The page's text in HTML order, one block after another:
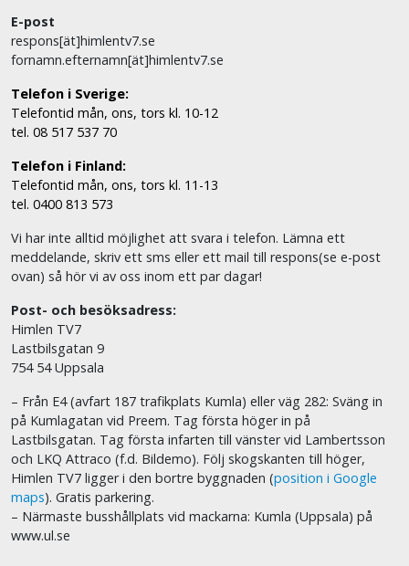
E-post
respons[ät]himlentv7.se
fornamn.efternamn[ät]himlentv7.se
Telefon i Sverige:
Telefontid mån, ons, tors kl. 10-12
tel. 08 517 537 70
Telefon i Finland:
Telefontid mån, ons, tors kl. 11-13
tel. 0400 813 573
Vi har inte alltid möjlighet att svara i telefon. Lämna ett
meddelande, skriv ett sms eller ett mail till respons(se e-post
ovan) så hör vi av oss inom ett par dagar!
Post- och besöksadress:
Himlen TV7
Lastbilsgatan 9
754 54 Uppsala
– Från E4 (avfart 187 trafikplats Kumla) eller väg 282: Sväng in
på Kumlagatan vid Preem. Tag första höger in på
Lastbilsgatan. Tag första infarten till vänster vid Lambertsson
och LKQ Attraco (f.d. Bildemo). Följ skogskanten till höger,
Himlen TV7 ligger i den bortre byggnaden (position i Google
maps). Gratis parkering.
– Närmaste busshållplats vid mackarna: Kumla (Uppsala) på
www.ul.se